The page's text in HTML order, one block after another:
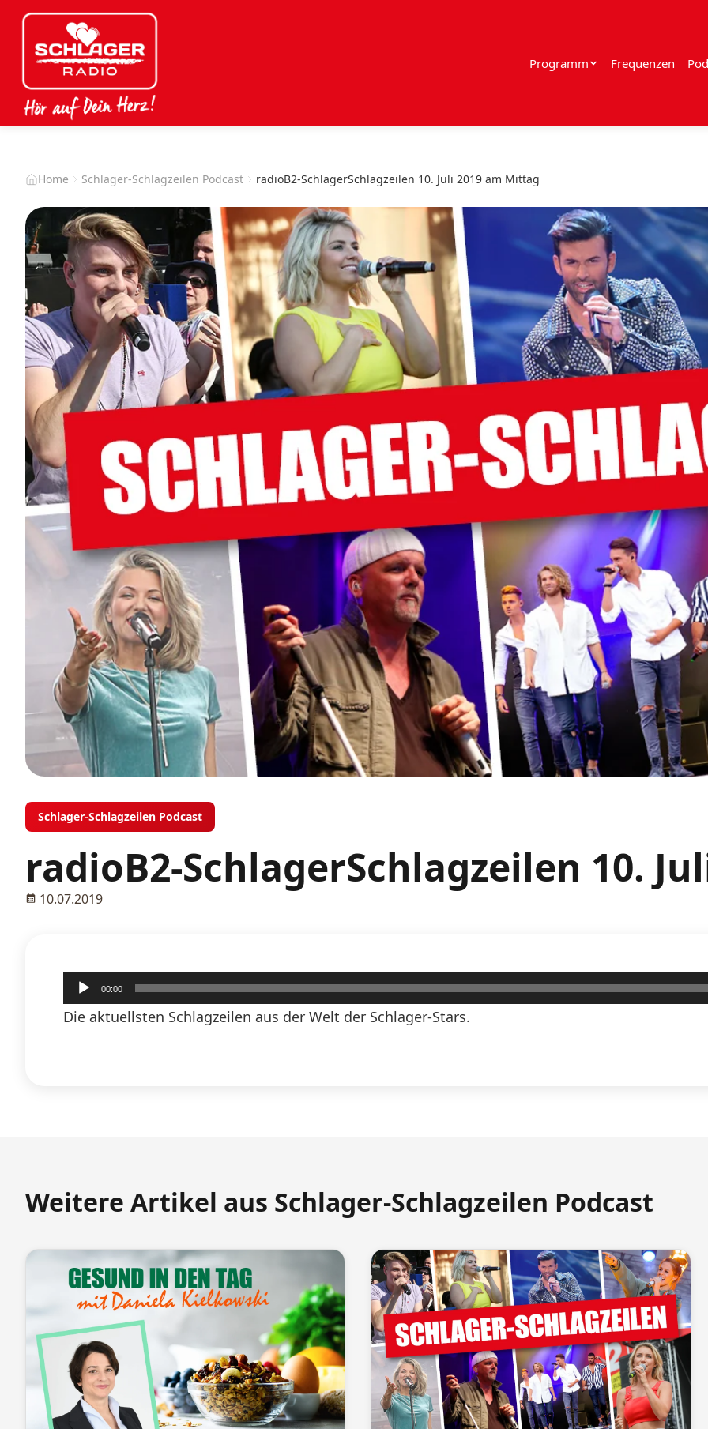
Programm Frequenzen
Home Schlager-Schlagzeilen Podcast radioB2-SchlagerSchlagzeilen 10. Juli 2019 am Mittag
Schlager-Schlagzeilen Podcast
radioB2-SchlagerSchlagzeilen 10.
10.07.2019
Audio-
Player
00:00
Die aktuellsten Schlagzeilen aus der Welt der Schlager-Stars.
Weitere Artikel aus Schlager-Schlagzeilen Podcast